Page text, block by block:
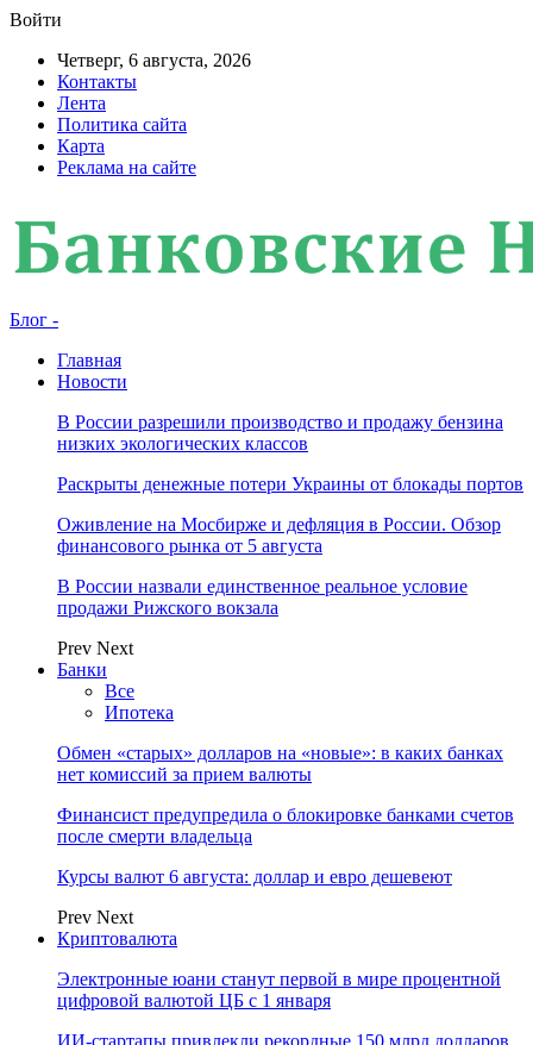
Войти
Четверг, 6 августа, 2026
Контакты
Лента
Политика сайта
Карта
Реклама на сайте
Блог -
Главная
Новости
В России разрешили производство и продажу бензина
низких экологических классов
Раскрыты денежные потери Украины от блокады портов
Оживление на Мосбирже и дефляция в России. Обзор
финансового рынка от 5 августа
В России назвали единственное реальное условие
продажи Рижского вокзала
Prev Next
Банки
Все
Ипотека
Обмен «старых» долларов на «новые»: в каких банках
нет комиссий за прием валюты
Финансист предупредила о блокировке банками счетов
после смерти владельца
Курсы валют 6 августа: доллар и евро дешевеют
Prev Next
Криптовалюта
Электронные юани станут первой в мире процентной
цифровой валютой ЦБ с 1 января
ИИ-стартапы привлекли рекордные 150 млрд долларов